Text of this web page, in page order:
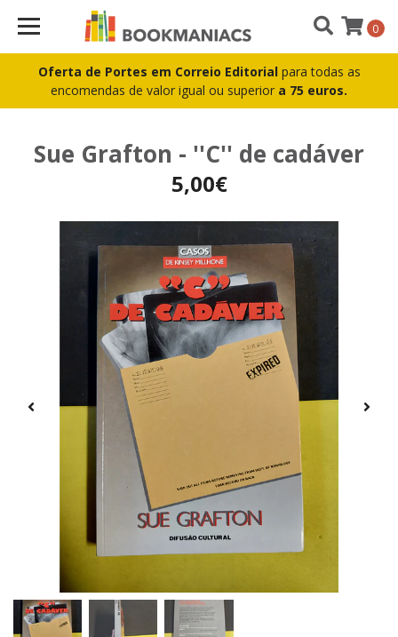
Oferta de Portes em Correio Editorial para todas as
encomendas de valor igual ou superior a 75 euros.
0
Sue Grafton - ''C'' de cadáver
5,00€